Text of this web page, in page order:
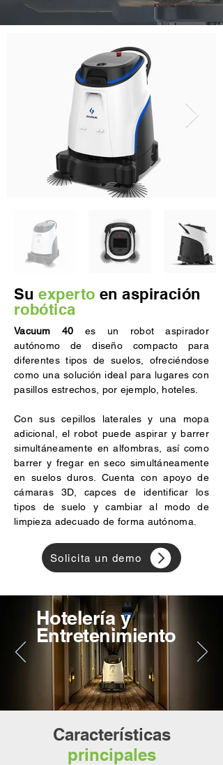
Suexperto en aspiración
robótica
Vacuum 40 es un robot aspirador
autónomo de diseño compacto para
diferentes tipos de suelos, ofreciéndose
como una solución ideal para lugares con
pasillos estrechos, por ejemplo, hoteles.
Con sus cepillos laterales y una mopa
adicional, el robot puede aspirar y barrer
simultáneamente en alfombras, así como
barrer y fregar en seco simultáneamente
en suelos duros. Cuenta con apoyo de
cámaras 3D, capces de identificar los
tipos de suelo y cambiar al modo de
limpieza adecuado de forma autónoma.
Solicita un demo
Hotelería y
Entretenimiento
Características
principales